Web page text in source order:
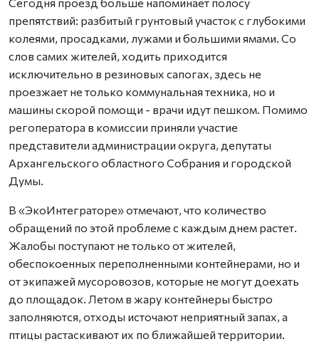
препятствий: разбитый грунтовый участок с глубокими
колеями, просадками, лужами и большими ямами. Со
слов самих жителей, ходить приходится
исключительно в резиновых сапогах, здесь не
проезжает не только коммунальная техника, но и
машины скорой помощи - врачи идут пешком. Помимо
регоператора в комиссии приняли участие
представители администрации округа, депутаты
Архангельского областного Собрания и городской
Думы.
В «ЭкоИнтеграторе» отмечают, что количество
обращений по этой проблеме с каждым днем растет.
Жалобы поступают не только от жителей,
обеспокоенных переполненными контейнерами, но и
от экипажей мусоровозов, которые не могут доехать
до площадок. Летом в жару контейнеры быстро
заполняются, отходы источают неприятный запах, а
птицы растаскивают их по ближайшей территории.